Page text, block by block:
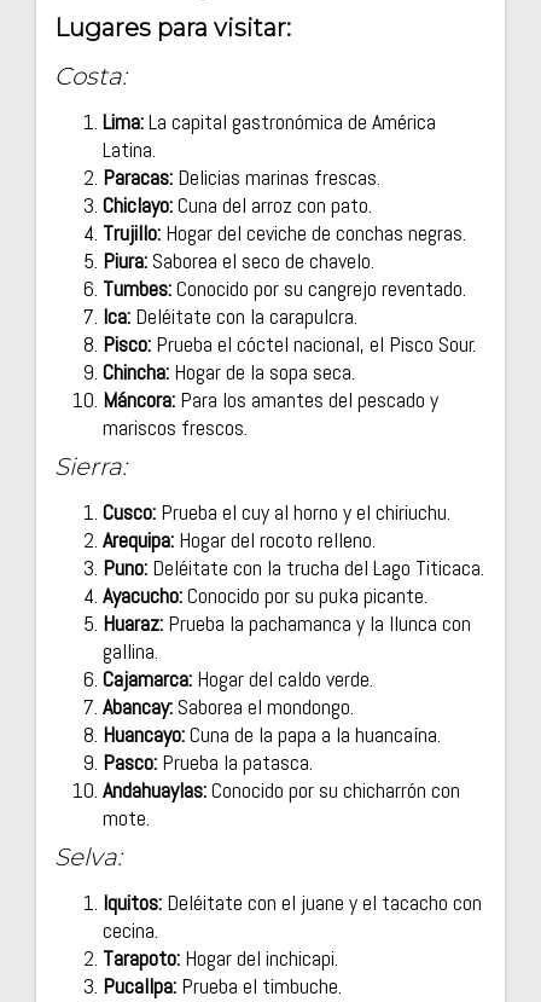
Lugares para visitar:
Costa:
Lima:La capital gastronómica de América
Latina.
Paracas: Delicias marinas frescas.
Chiclayo:Cuna del arroz con pato.
Trujillo: Hogar del ceviche de conchas negras.
Piura: Saborea el seco de chavelo.
Tumbes:Conocido por su cangrejo reventado.
Ica: Deléitate con la carapulcra.
Pisco: Prueba el cóctel nacional, el Pisco Sour.
Chincha: Hogar de la sopa seca.
Máncora: Para los amantes del pescado y
mariscos frescos.
Sierra:
Cusco: Prueba el cuy al horno y el chiriuchu.
Arequipa: Hogar del rocoto relleno.
Puno: Deléitate con la trucha del Lago Titicaca.
Ayacucho:Conocido por su puka picante.
Huaraz: Prueba la pachamanca y la llunca con
gallina.
Cajamarca: Hogar del caldo verde.
Abancay: Saborea el mondongo.
Huancayo:Cuna de la papa a la huancaína.
Pasco: Prueba la patasca.
Andahuaylas:Conocido por su chicharrón con
mote.
Selva:
Iquitos: Deléitate con el juane y el tacacho con
cecina.
Tarapoto: Hogar del inchicapi.
Pucallpa: Prueba el timbuche.